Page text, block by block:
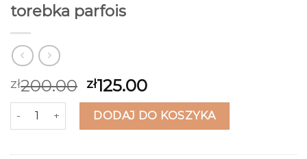
torebka parfois
zł200.00 zł125.00
ilość torebka parfoisDODAJ DO KOSZYKA